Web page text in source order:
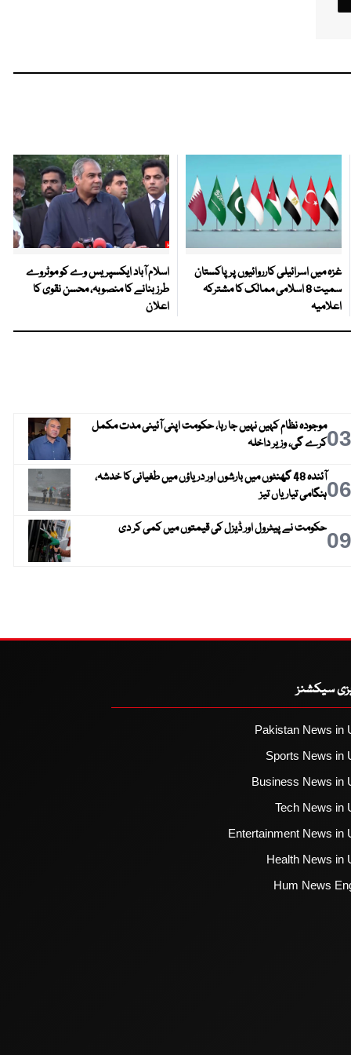
غزہ میں اسرائیلی کارروائیوں پر پاکستان
سمیت 8 اسلامی ممالک کا مشترکہ
اعلامیہ
اسلام آباد ایکسپریس وے کو موٹروے
طرز بنانے کا منصوبہ، محسن نقوی کا
اعلان
03موجودہ نظام کہیں نہیں جا رہا، حکومت اپنی آئینی مدت مکمل
کرے گی، وزیر داخلہ
06
آئندہ 48 گھنٹوں میں بارشوں اور دریاؤں میں طغیانی کا خدشہ،
ہنگامی تیاریاں تیز
09حکومت نے پیٹرول اور ڈیزل کی قیمتوں میں کمی کر دی
سیکشنز
Pakistan News in
Sports News in
Business News in
Tech News in
Entertainment News in
Health News in
Hum News